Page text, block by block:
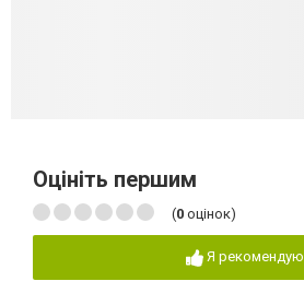
Оцініть першим
(0 оцінок)
Я рекомендую